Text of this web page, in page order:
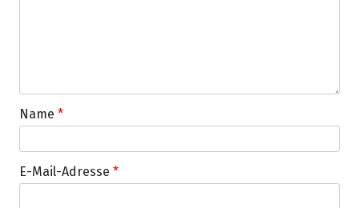
Name *
E-Mail-Adresse *